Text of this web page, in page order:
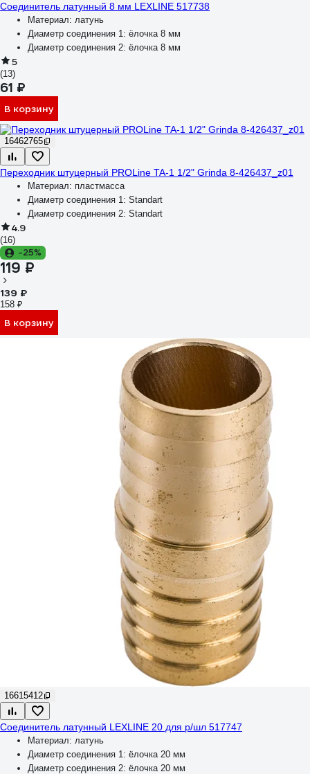
Соединитель латунный 8 мм LEXLINE 517738
Материал: латунь
Диаметр соединения 1: ёлочка 8 мм
Диаметр соединения 2: ёлочка 8 мм
5
(13)
61 ₽
В корзину
16462765
Переходник штуцерный PROLine TA-1 1/2" Grinda 8-426437_z01
Материал: пластмасса
Диаметр соединения 1: Standart
Диаметр соединения 2: Standart
4.9
(16)
-25%
119 ₽
139 ₽
158 ₽
В корзину
16615412
Соединитель латунный LEXLINE 20 для р/шл 517747
Материал: латунь
Диаметр соединения 1: ёлочка 20 мм
Диаметр соединения 2: ёлочка 20 мм